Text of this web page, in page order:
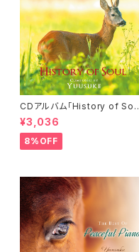
CDアルバム「History of Sou
l」-Peaceful Piano Series-
／Yuusuke
¥3,036
8%OFF